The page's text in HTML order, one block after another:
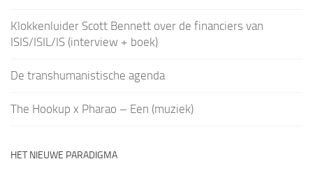
Klokkenluider Scott Bennett over de financiers van
ISIS/ISIL/IS (interview + boek)
De transhumanistische agenda
The Hookup x Pharao – Een (muziek)
HET NIEUWE PARADIGMA